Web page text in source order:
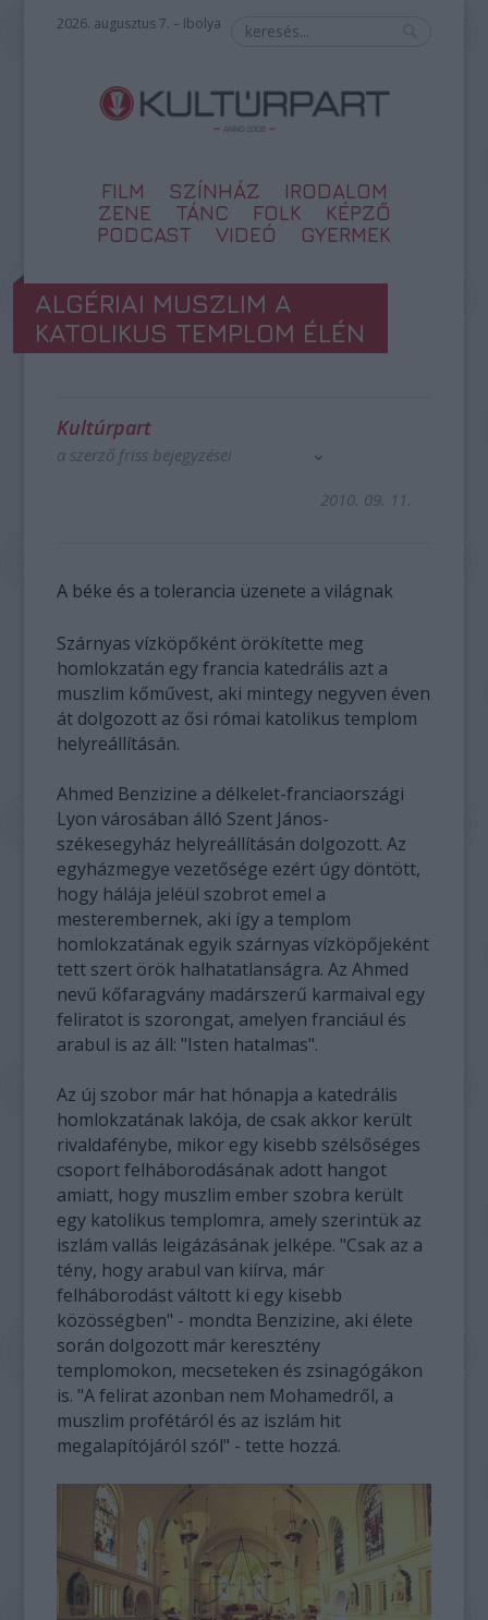
2026. augusztus 7. – Ibolya
FILM SZÍNHÁZ
IRODALOM
ZENE
TÁNC FOLK
KÉPZŐ
PODCAST
VIDEÓ GYERMEK
ALGÉRIAI MUSZLIM A
KATOLIKUS TEMPLOM ÉLÉN
Kultúrpart
a szerző friss bejegyzései
2010. 09. 11.
A béke és a tolerancia üzenete a világnak
Szárnyas vízköpőként örökítette meg
homlokzatán egy francia katedrális azt a
muszlim kőművest, aki mintegy negyven éven
át dolgozott az ősi római katolikus templom
helyreállításán.
Ahmed Benzizine a délkelet-franciaországi
Lyon városában álló Szent János-
székesegyház helyreállításán dolgozott. Az
egyházmegye vezetősége ezért úgy döntött,
hogy hálája jeléül szobrot emel a
mesterembernek, aki így a templom
homlokzatának egyik szárnyas vízköpőjeként
tett szert örök halhatatlanságra. Az Ahmed
nevű kőfaragvány madárszerű karmaival egy
feliratot is szorongat, amelyen franciául és
arabul is az áll: "Isten hatalmas".
Az új szobor már hat hónapja a katedrális
homlokzatának lakója, de csak akkor került
rivaldafénybe, mikor egy kisebb szélsőséges
csoport felháborodásának adott hangot
amiatt, hogy muszlim ember szobra került
egy katolikus templomra, amely szerintük az
iszlám vallás leigázásának jelképe. "Csak az a
tény, hogy arabul van kiírva, már
felháborodást váltott ki egy kisebb
közösségben" - mondta Benzizine, aki élete
során dolgozott már keresztény
templomokon, mecseteken és zsinagógákon
is. "A felirat azonban nem Mohamedről, a
muszlim profétáról és az iszlám hit
megalapítójáról szól" - tette hozzá.